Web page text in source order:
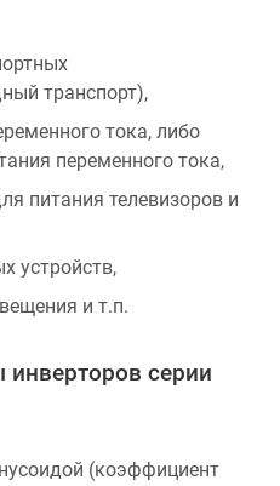
транспорт),
тока, либо
переменного тока,
питания телевизоров и
устройств,
и т.п.
серии
(коэффициент